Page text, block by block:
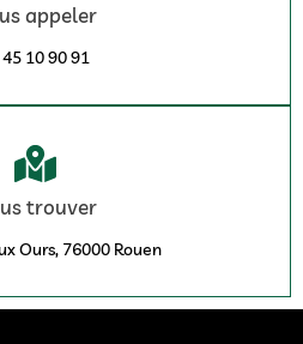
appeler
10 90 91
trouver
Ours, 76000 Rouen